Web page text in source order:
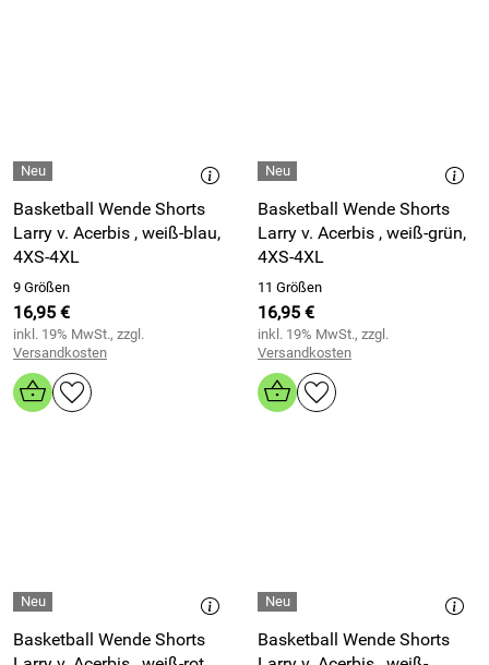
Basketball Wende Shorts
Larry v. Acerbis , weiß-blau,
4XS-4XL
9 Größen
16,95 €
inkl. 19% MwSt., zzgl.
Versandkosten
Basketball Wende Shorts
Larry v. Acerbis , weiß-grün,
4XS-4XL
11 Größen
16,95 €
inkl. 19% MwSt., zzgl.
Versandkosten
Basketball Wende Shorts
Basketball Wende Shorts